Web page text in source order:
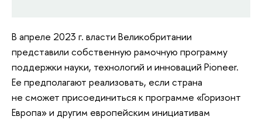
В апреле 2023 г. власти Великобритании
представили собственную рамочную программу
поддержки науки, технологий и инноваций Pioneer.
Ее предполагают реализовать, если страна
не сможет присоединиться к программе «Горизонт
Европа» и другим европейским инициативам